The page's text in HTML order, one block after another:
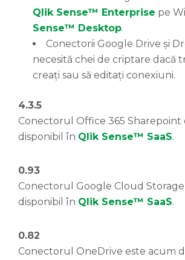
Qlik Sense™ Enterprise pe
Sense™ Desktop.
Conectorii Google Drive și
necesită chei de criptare dacă
creați sau să editați conexiuni.
4.3.5
Conectorul Office 365 Sharepoint
disponibil în Qlik Sense™ SaaS.
0.93
Conectorul Google Cloud
disponibil în Qlik Sense™ SaaS.
0.82
Conectorul OneDrive este acum